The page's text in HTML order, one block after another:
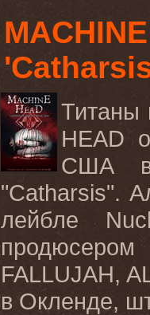
Титаны
HEAD
США в
"Catharsis".
лейбле
FALLUJAH,
в Окленде,